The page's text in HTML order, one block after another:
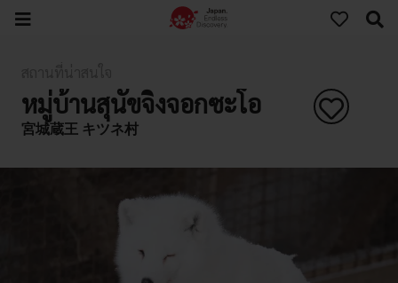
หมู่บ้านสุนัขจิ้งจอกซะโอ
宮城蔵王 キツネ村